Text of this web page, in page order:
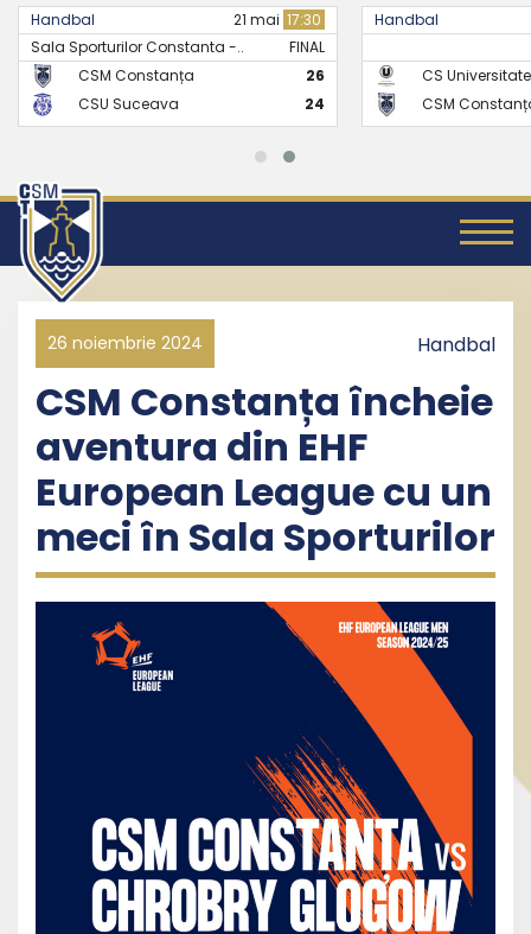
Handbal 21 mai 17:30
Sala Sporturilor Constanta -..
FINAL
CSM Constanța
26
CSU Suceava
24
Handbal
CS
CSM
26 noiembrie 2024 Handbal
CSM Constanța încheie
aventura din EHF
European League cu un
meci în Sala Sporturilor